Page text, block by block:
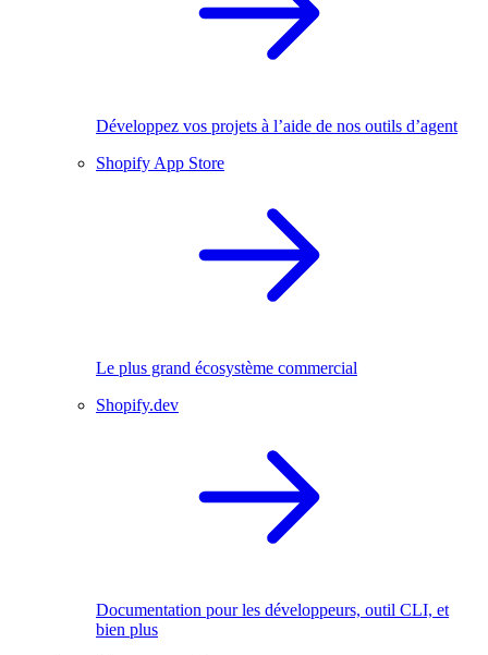
Développez vos projets à l’aide de nos outils d’agent
Shopify App Store
Le plus grand écosystème commercial
Shopify.dev
Documentation pour les développeurs, outil CLI, et
bien plus